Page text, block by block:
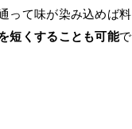
って味が染み込めば料
短くすることも可能で